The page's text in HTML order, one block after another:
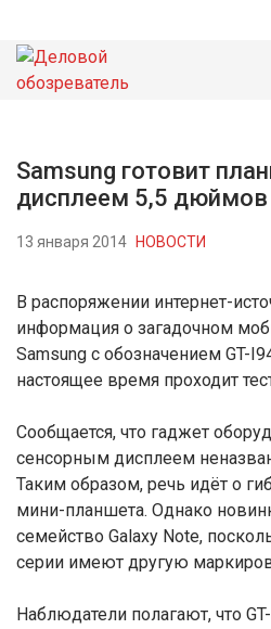
НОВОСТИ
Samsung готовит
дисплеем 5,5 дюймов
13 января 2014 НОВОСТИ
В распоряжении интернет-
информация о загадочном
Samsung с обозначением GT-
настоящее время проходит
Сообщается, что гаджет
сенсорным дисплеем
Таким образом, речь идёт о
мини-планшета. Однако
семейство Galaxy Note,
серии имеют другую
Наблюдатели полагают, что